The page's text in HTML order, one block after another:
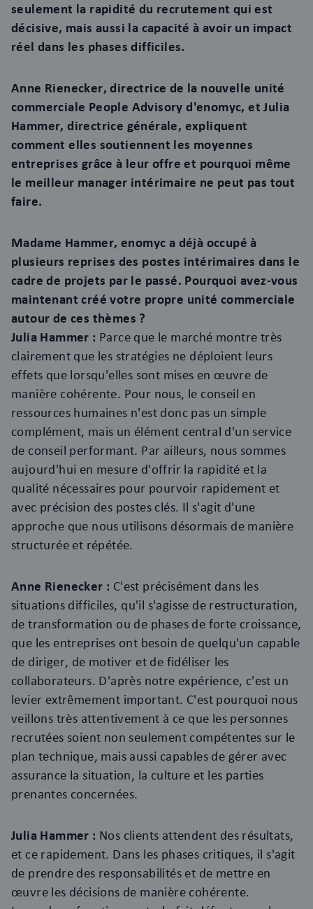
seulement la rapidité du recrutement qui est
décisive, mais aussi la capacité à avoir un impact
réel dans les phases difficiles.
Anne Rienecker, directrice de la nouvelle unité
commerciale People Advisory d'enomyc, et Julia
Hammer, directrice générale, expliquent
comment elles soutiennent les moyennes
entreprises grâce à leur offre et pourquoi même
le meilleur manager intérimaire ne peut pas tout
faire.
Madame Hammer, enomyc a déjà occupé à
plusieurs reprises des postes intérimaires dans le
cadre de projets par le passé. Pourquoi avez-vous
maintenant créé votre propre unité commerciale
autour de ces thèmes ?
Julia Hammer : Parce que le marché montre très
clairement que les stratégies ne déploient leurs
effets que lorsqu'elles sont mises en œuvre de
manière cohérente. Pour nous, le conseil en
ressources humaines n'est donc pas un simple
complément, mais un élément central d'un service
de conseil performant. Par ailleurs, nous sommes
aujourd'hui en mesure d'offrir la rapidité et la
qualité nécessaires pour pourvoir rapidement et
avec précision des postes clés. Il s'agit d'une
approche que nous utilisons désormais de manière
structurée et répétée.
Anne Rienecker : C'est précisément dans les
situations difficiles, qu'il s'agisse de restructuration,
de transformation ou de phases de forte croissance,
que les entreprises ont besoin de quelqu'un capable
de diriger, de motiver et de fidéliser les
collaborateurs. D'après notre expérience, c'est un
levier extrêmement important. C'est pourquoi nous
veillons très attentivement à ce que les personnes
recrutées soient non seulement compétentes sur le
plan technique, mais aussi capables de gérer avec
assurance la situation, la culture et les parties
prenantes concernées.
Julia Hammer : Nos clients attendent des résultats,
et ce rapidement. Dans les phases critiques, il s'agit
de prendre des responsabilités et de mettre en
œuvre les décisions de manière cohérente.